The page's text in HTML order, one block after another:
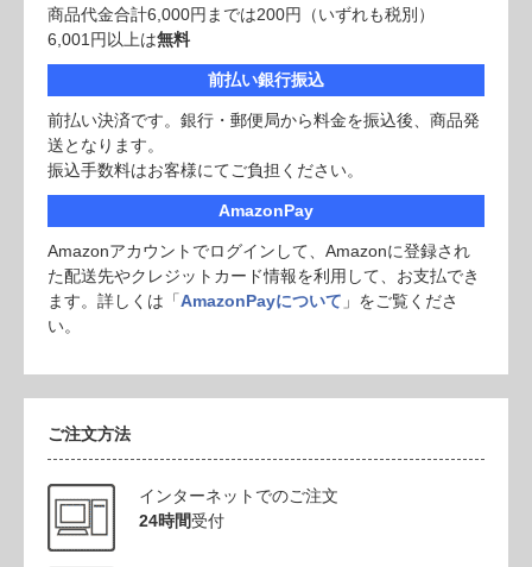
商品代金合計6,000円までは200円（いずれも税別）
6,001円以上は無料
前払い銀行振込
前払い決済です。銀行・郵便局から料金を振込後、商品発
送となります。
振込手数料はお客様にてご負担ください。
AmazonPay
Amazonアカウントでログインして、Amazonに登録され
た配送先やクレジットカード情報を利用して、お支払でき
ます。詳しくは「AmazonPayについて 」をご覧くださ
い。
ご注文方法
インターネットでのご注文
24時間受付